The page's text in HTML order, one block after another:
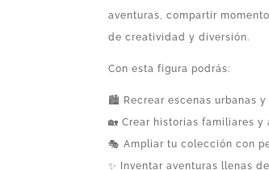
aventuras, compartir
de creatividad y diversión.
Con esta figura podrás:
🏙️ Recrear escenas urbanas
🏡 Crear historias familiares y
🎭 Ampliar tu colección con
✨ Inventar aventuras llenas